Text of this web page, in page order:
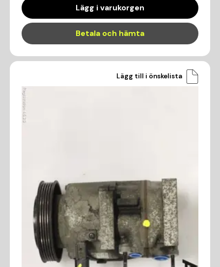
Lägg i varukorgen
Betala och hämta
Lägg till i önskelista